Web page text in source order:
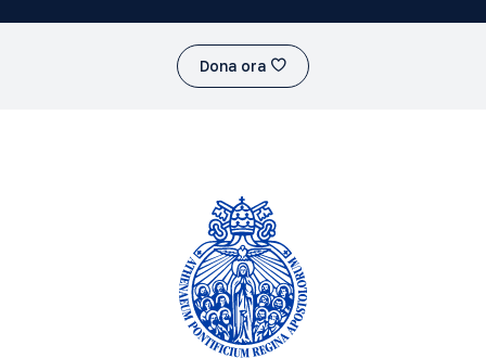
Dona ora